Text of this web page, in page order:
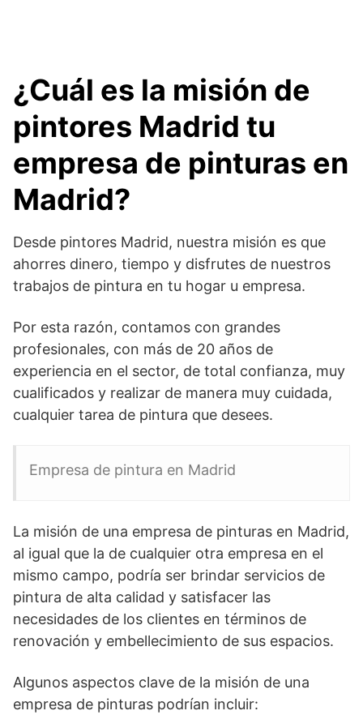
¿Cuál es la misión de
pintores Madrid tu
empresa de pinturas en
Madrid?
Desde pintores Madrid, nuestra misión es que
ahorres dinero, tiempo y disfrutes de nuestros
trabajos de pintura en tu hogar u empresa.
Por esta razón, contamos con grandes
profesionales, con más de 20 años de
experiencia en el sector, de total confianza, muy
cualificados y realizar de manera muy cuidada,
cualquier tarea de pintura que desees.
Empresa de pintura en Madrid
La misión de una empresa de pinturas en Madrid,
al igual que la de cualquier otra empresa en el
mismo campo, podría ser brindar servicios de
pintura de alta calidad y satisfacer las
necesidades de los clientes en términos de
renovación y embellecimiento de sus espacios.
Algunos aspectos clave de la misión de una
empresa de pinturas podrían incluir: